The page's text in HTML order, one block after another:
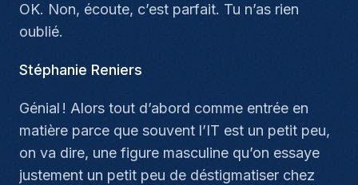
OK. Non, écoute, c’est parfait. Tu n’as rien
oublié.
Stéphanie Reniers
Génial ! Alors tout d’abord comme entrée en
matière parce que souvent l’IT est un petit peu,
on va dire, une figure masculine qu’on essaye
justement un petit peu de déstigmatiser chez